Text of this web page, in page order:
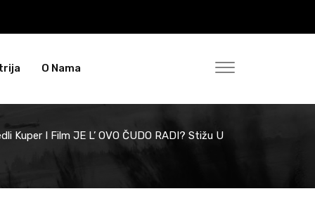
O Nama
Kuper I Film JE L’ OVO ČUDO RADI? Stižu U